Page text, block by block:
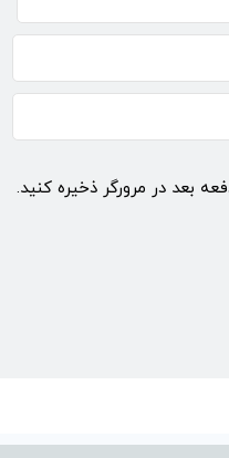
بعد در مرورگر ذخیره کنید.